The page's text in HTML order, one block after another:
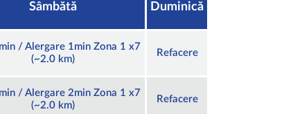
Sâmbătă Duminică
/ Alergare 1min Zona 1 x7
(~2.0 km)
Refacere
/ Alergare 2min Zona 1 x7
(~2.0 km)
Refacere